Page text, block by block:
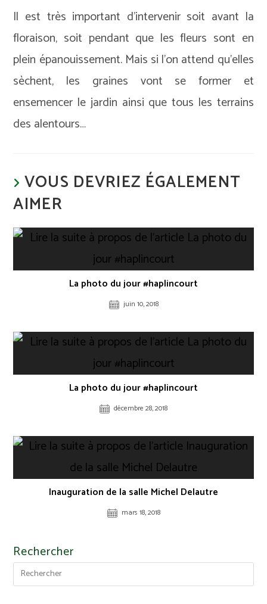
Il est très important d’intervenir soit avant la
floraison, soit pendant que les fleurs sont en
plein épanouissement. Mais si l’on attend qu’elles
sèchent, les graines vont se former et
ensemencer le jardin ainsi que tous les terrains
des alentours…
VOUS DEVRIEZ ÉGALEMENT
AIMER
La photo du jour #haplincourt
juin 10, 2018
La photo du jour #haplincourt
décembre 28, 2018
Inauguration de la salle Michel Delautre
mars 18, 2018
Rechercher